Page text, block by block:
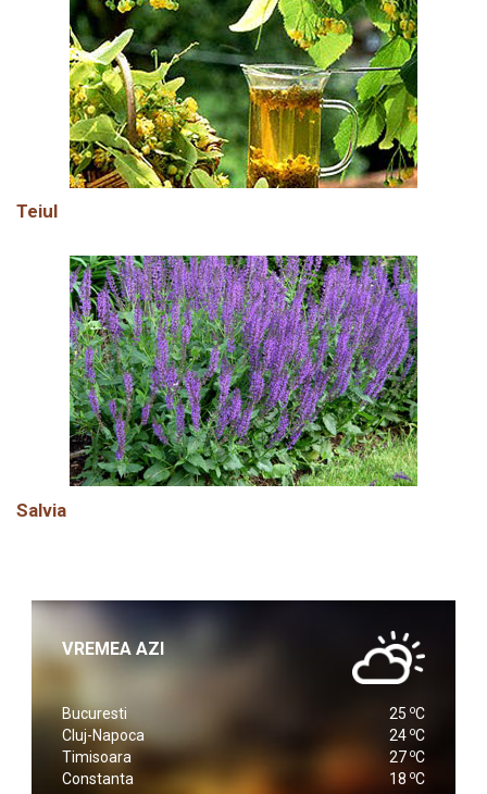
Teiul
Salvia
VREMEA AZI
Bucuresti 25 oC
Cluj-Napoca
24 oC
Timisoara
27 oC
Constanta
18 oC